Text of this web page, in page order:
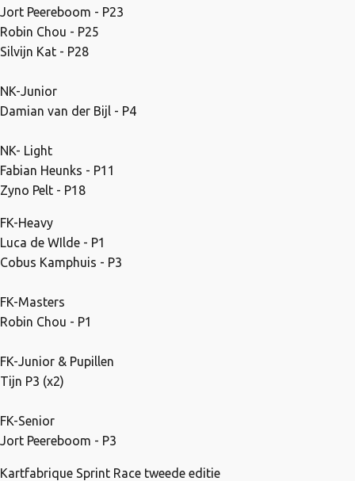
Jort Peereboom - P23
Robin Chou - P25
Silvijn Kat - P28
NK-Junior
Damian van der Bijl - P4
NK- Light
Fabian Heunks - P11
Zyno Pelt - P18
FK-Heavy
Luca de WIlde - P1
Cobus Kamphuis - P3
FK-Masters
Robin Chou - P1
FK-Junior & Pupillen
Tijn P3 (x2)
FK-Senior
Jort Peereboom - P3
Kartfabrique Sprint Race tweede editie